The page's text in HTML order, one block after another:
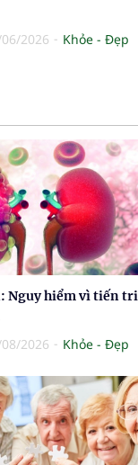
2026 Khỏe - Đẹp
Nguy hiểm vì tiến
2026 Khỏe - Đẹp